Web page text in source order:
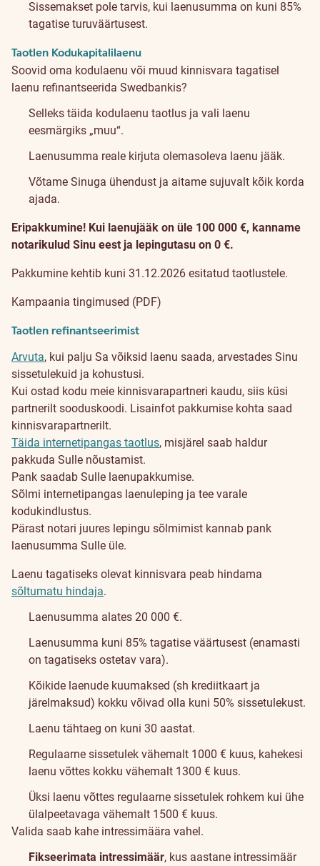
Sissemakset pole tarvis, kui laenusumma on kuni 85%
tagatise turuväärtusest.
Taotlen Kodukapitalilaenu
Soovid oma kodulaenu või muud kinnisvara tagatisel
laenu refinantseerida Swedbankis?
Selleks täida kodulaenu taotlus ja vali laenu
eesmärgiks „muu“.
Laenusumma reale kirjuta olemasoleva laenu jääk.
Võtame Sinuga ühendust ja aitame sujuvalt kõik korda
ajada.
Eripakkumine! Kui laenujääk on üle 100 000 €, kanname
notarikulud Sinu eest ja lepingutasu on 0 €.
Pakkumine kehtib kuni 31.12.2026 esitatud taotlustele.
Kampaania tingimused (PDF)
Taotlen refinantseerimist
Arvuta, kui palju Sa võiksid laenu saada, arvestades Sinu
sissetulekuid ja kohustusi.
Kui ostad kodu meie kinnisvarapartneri kaudu, siis küsi
partnerilt sooduskoodi. Lisainfot pakkumise kohta saad
kinnisvarapartnerilt.
Täida internetipangas taotlus, misjärel saab haldur
pakkuda Sulle nõustamist.
Pank saadab Sulle laenupakkumise.
Sõlmi internetipangas laenuleping ja tee varale
kodukindlustus.
Pärast notari juures lepingu sõlmimist kannab pank
laenusumma Sulle üle.
Laenu tagatiseks olevat kinnisvara peab hindama
sõltumatu hindaja.
Laenusumma alates 20 000 €.
Laenusumma kuni 85% tagatise väärtusest (enamasti
on tagatiseks ostetav vara).
Kõikide laenude kuumaksed (sh krediitkaart ja
järelmaksud) kokku võivad olla kuni 50% sissetulekust.
Laenu tähtaeg on kuni 30 aastat.
Regulaarne sissetulek vähemalt 1000 € kuus, kahekesi
laenu võttes kokku vähemalt 1300 € kuus.
Üksi laenu võttes regulaarne sissetulek rohkem kui ühe
ülalpeetavaga vähemalt 1500 € kuus.
Valida saab kahe intressimäära vahel.
Fikseerimata intressimäär, kus aastane intressimäär